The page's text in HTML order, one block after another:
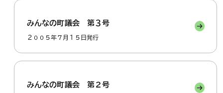
みんなの町議会 第３号
２００５年７月１５日発行
みんなの町議会 第２号